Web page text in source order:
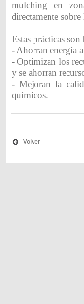
mulching en
directamente sobre
Estas prácticas
- Ahorran energía
- Optimizan los
y se ahorran
- Mejoran la
químicos.
Volver